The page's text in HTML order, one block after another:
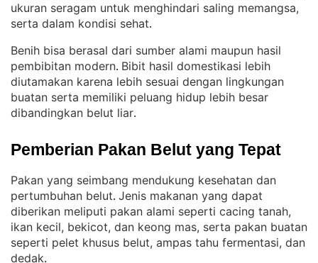
ukuran seragam untuk menghindari saling memangsa,
serta dalam kondisi sehat.
Benih bisa berasal dari sumber alami maupun hasil
pembibitan modern. Bibit hasil domestikasi lebih
diutamakan karena lebih sesuai dengan lingkungan
buatan serta memiliki peluang hidup lebih besar
dibandingkan belut liar.
Pemberian Pakan Belut yang Tepat
Pakan yang seimbang mendukung kesehatan dan
pertumbuhan belut. Jenis makanan yang dapat
diberikan meliputi pakan alami seperti cacing tanah,
ikan kecil, bekicot, dan keong mas, serta pakan buatan
seperti pelet khusus belut, ampas tahu fermentasi, dan
dedak.